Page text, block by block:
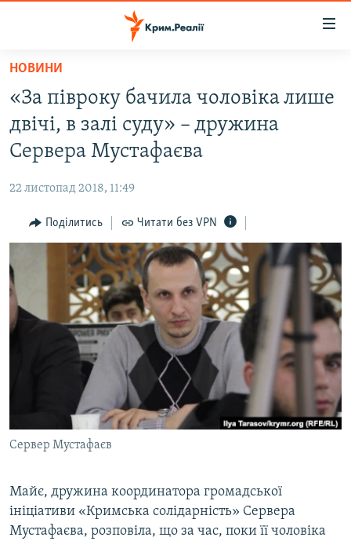
Перейти
основного
матеріалу
Перейти
до
основної
Перейти
до
ВОДА.КРИМ
ВІДЕО ТА ФОТО
БЛОГИ
ПОГЛЯД
ВСЕ ЗА ДЕНЬ
СПЕЦПРОЕКТИ
ДЕПОРТАЦІЯ
ВІДЕОУРОКИ «ELIFBE»
СВІДЧЕННЯ ОКУПАЦІЇ
УКРАЇНСЬКА ПРОБЛЕМА КРИМУ
ІНФОГРАФІКА
ЯК ОБІЙТИ БЛОКУВАННЯ
ДОЛУЧАЙСЯ!
Усі сайти RFE/RL
НОВИНИ
«За півроку бачила чоловіка лише
двічі, в залі суду» – дружина
Сервера Мустафаєва
22 листопад 2018, 11:49
Поділитись Читати без VPN
Сервер Мустафаєв
Майє, дружина координатора громадської
ініціативи «Кримська солідарність» Сервера
Мустафаєва, розповіла, що за час, поки її чоловіка